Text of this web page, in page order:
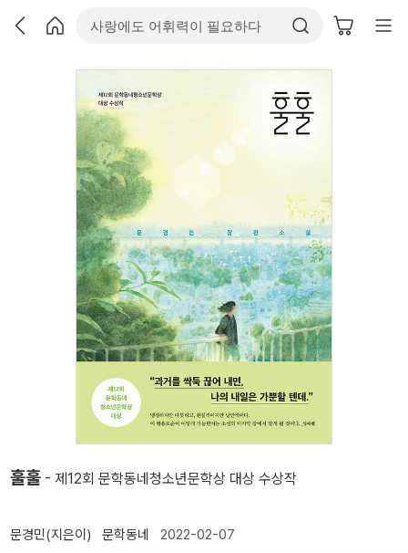
훌훌 - 제12회 문학동네청소년문학상 대상 수상작
문경민(지은이) 문학동네 2022-02-07